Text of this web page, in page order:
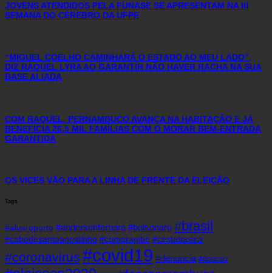
JOVENS ATENDIDOS PELA FUNASE SE APRESENTAM NA III
SEMANA DO CÉREBRO DA UFPE
“MIGUEL COELHO CAMINHARÁ O ESTADO AO MEU LADO”,
DIZ RAQUEL LYRA AO GARANTIR NÃO HAVER RACHA NA SUA
BASE ALIADA
COM RAQUEL, PERNAMBUCO AVANÇA NA HABITAÇÃO E JÁ
BENEFICIA 26,5 MIL FAMÍLIAS COM O MORAR BEM-ENTRADA
GARANTIDA
OS VICES VÃO PARA A LINHA DE FRENTE DA ELEIÇÃO
Tags
#alvaroporto #andersonferreira #bolsonaro #brasil
#cabodesantoagostinho #camaragibe #cestabasica
#coronavirus #covid19 #denuncia #doacao